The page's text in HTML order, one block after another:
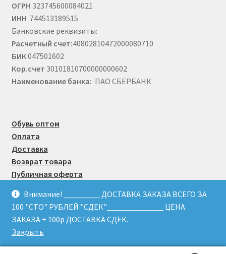
Внимание! _________ ДОСТАВКА ЗАКАЗА ВСЕГО ЗА
100 "СТО" РУБЛЕЙ "СДЕК"______________ ЦЕНА
ЗАКАЗА + 100р ДОСТАВКА СДЕК.
Закрыть
ОГРН 323745600084021
ИНН 744513189515
Банковские реквизиты:
Расчетный счет:40802810472000080710
БИК047501602
Кор.счет 30101810700000000602
Наименование банка: ПАО СБЕРБАНК
Обувь оптом
Оплата
Доставка
Возврат товара
Публичная оферта
© Obuvmart.ru 2015 - 2026